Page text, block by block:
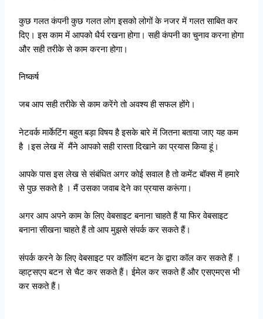
कुछ गलत कंपनी कुछ गलत लोग इसको लोगों के नजर में गलत साबित कर
दिए। इस काम में आपको धैर्य रखना होगा। सही कंपनी का चुनाव करना होगा
और सही तरीके से काम करना होगा।
निष्कर्ष
जब आप सही तरीके से काम करेंगे तो अवश्य ही सफल होंगे।
नेटवर्क मार्केटिंग बहुत बड़ा विषय है इसके बारे में जितना बताया जाए यह कम
है ।इस लेख में मैंने आपको सही रास्ता दिखाने का प्रयास किया हूं।
आपके पास इस लेख से संबंधित अगर कोई सवाल है तो कमेंट बॉक्स में हमारे
से पुछ सकते है । मैं उसका जवाब देने का प्रयास करूंगा।
अगर आप अपने काम के लिए वेबसाइट बनाना चाहते हैं या फिर वेबसाइट
बनाना सीखना चाहते हैं तो आप मुझसे संपर्क कर सकते हैं।
संपर्क करने के लिए वेबसाइट पर कॉलिंग बटन के द्वारा कॉल कर सकते हैं ।
व्हाट्सएप बटन से चैट कर सकते हैं। ईमेल कर सकते हैं और एसएमएस भी
कर सकते हैं।